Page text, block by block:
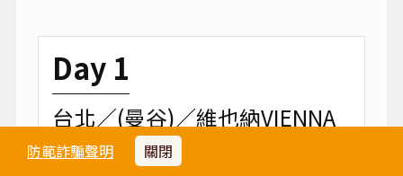
防範詐騙聲明 關閉
Day 1
台北／(曼谷)／維也納VIENNA
【奧地利】